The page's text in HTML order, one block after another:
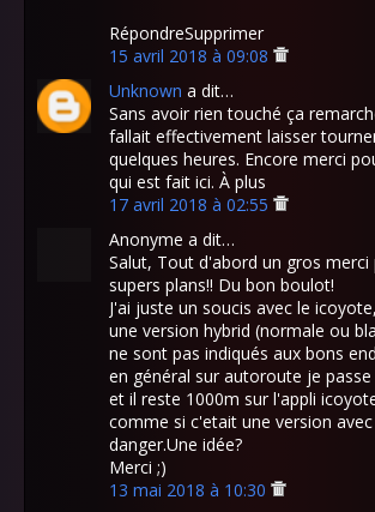
RépondreSupprimer
15 avril 2018 à 09:08
Unknown a dit…
Sans avoir rien touché ça
fallait effectivement laisser
quelques heures. Encore merci
qui est fait ici. À plus
17 avril 2018 à 02:55
Anonyme a dit…
Salut, Tout d'abord un gros merci
supers plans!! Du bon boulot!
J'ai juste un soucis avec le
une version hybrid (normale ou
ne sont pas indiqués aux bons
en général sur autoroute je
et il reste 1000m sur l'appli
comme si c'etait une version
danger.Une idée?
Merci ;)
13 mai 2018 à 10:30